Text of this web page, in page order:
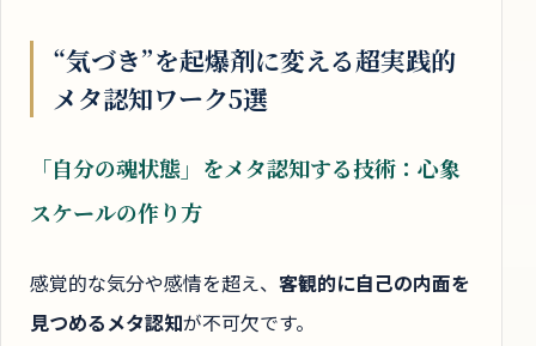
“気づき”を起爆剤に変える超実践的
メタ認知ワーク5選
「自分の魂状態」をメタ認知する技術：心象
スケールの作り方
感覚的な気分や感情を超え、 客観的に自己の内面を
見つめるメタ認知が不可欠です。